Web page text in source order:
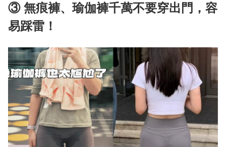
③ 無痕褲、瑜伽褲千萬不要穿出門，容
易踩雷！